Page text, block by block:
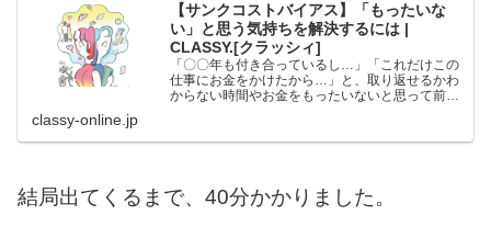
【サンクコストバイアス】「もったいな
い」と思う気持ちを解決するには |
CLASSY.[クラッシィ]
「〇〇年も付き合っているし…」「これだけこの
仕事にお金をかけたから…」と、取り返せるかわ
からない時間やお金をもったいないと思って前に
記事でセルフチェック...
classy-online.jp
結局出てくるまで、40分かかりました。